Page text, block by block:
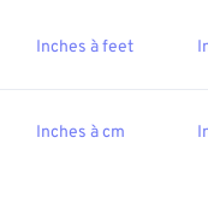
Inches à feet
Inches à cm